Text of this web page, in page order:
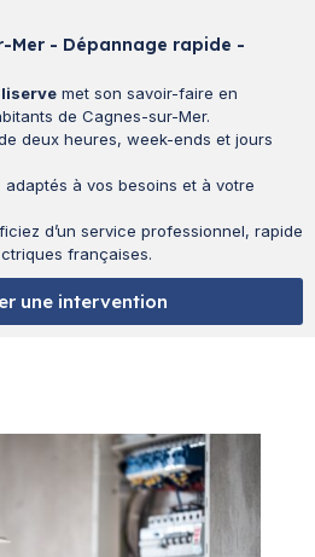
Mer - Dépannage rapide -
met son savoir-faire en
de Cagnes-sur-Mer.
deux heures, week-ends et jours
à vos besoins et à votre
d’un service professionnel, rapide
françaises.
une intervention